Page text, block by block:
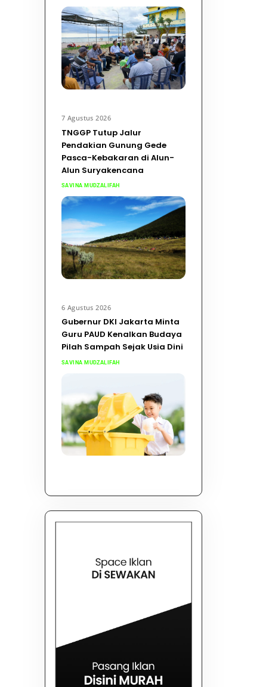
7 Agustus 2026
TNGGP Tutup Jalur
Pendakian Gunung Gede
Pasca-Kebakaran di Alun-
Alun Suryakencana
SAVINA MUDZALIFAH
6 Agustus 2026
Gubernur DKI Jakarta Minta
Guru PAUD Kenalkan Budaya
Pilah Sampah Sejak Usia Dini
SAVINA MUDZALIFAH